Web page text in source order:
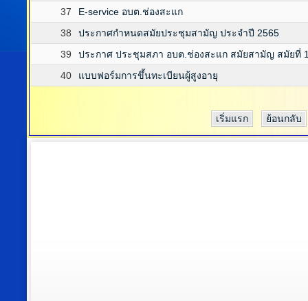
37
E-service อบต.ช่องสะแก
38
ประกาศกำหนดสมัยประชุมสามัญ ประจำปี 2565
39
ประกาศ ประชุมสภา อบต.ช่องสะแก สมัยสามัญ สมัยที่
40
แบบฟอร์มการขึ้นทะเบียนผู้สูงอายุ
เริ่มแรก ย้อนกลับ